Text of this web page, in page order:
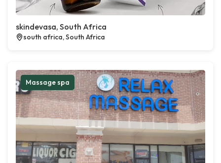
skindevasa, South Africa
south africa, South Africa
Massage spa